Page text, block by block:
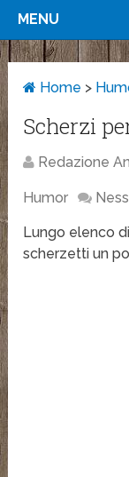
MENU
Home >
Scherzi
Redazione
Humor
Lungo elenco
scherzetti un